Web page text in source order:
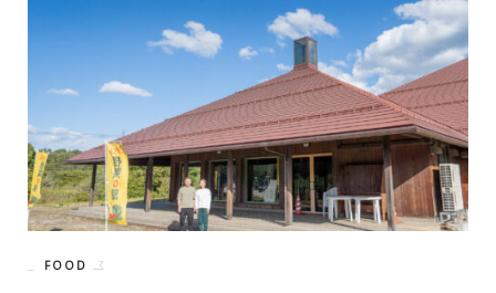
FOOD